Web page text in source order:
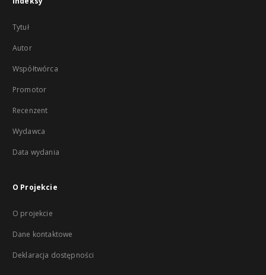
Tytuł
Autor
Współtwórca
Promotor
Recenzent
Wydawca
Data wydania
O Projekcie
O projekcie
Dane kontaktowe
Deklaracja dostępności